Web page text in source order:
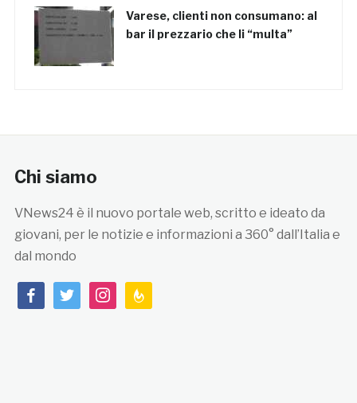
Varese, clienti non consumano: al
bar il prezzario che li “multa”
Chi siamo
VNews24 è il nuovo portale web, scritto e ideato da
giovani, per le notizie e informazioni a 360° dall’Italia e
dal mondo
facebooktwitterinstagramfeedburner